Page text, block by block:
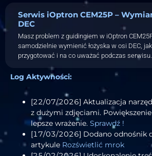
Serwis iOptron CEM25P –
DEC
Masz problem z guidingiem w iOptron
samodzielnie wymienić łożyska w osi DEC,
przygotować i na co uważać podczas serwisu.
Log Aktywności:
[22/07/2026] Aktualizacja
z dużymi zdjęciami.
lepsze wrażenie. Sprawdź !
[17/03/2026] Dodano odnośnik
artykule Rozświetlić mrok